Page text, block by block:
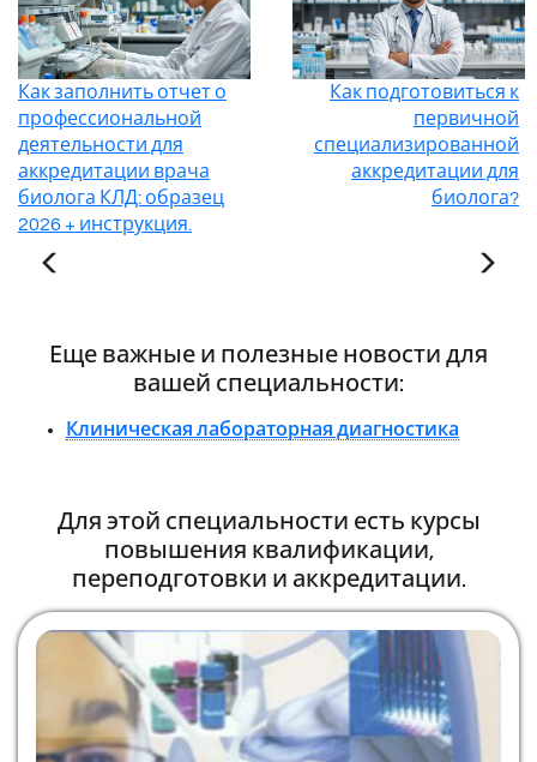
Как заполнить отчет о
профессиональной
деятельности для
аккредитации врача
биолога КЛД: образец
2026 + инструкция.
Как подготовиться к
первичной
специализированной
аккредитации для
биолога?
Еще важные и полезные новости для
вашей специальности:
Клиническая лабораторная диагностика
Для этой специальности есть курсы
повышения квалификации,
переподготовки и аккредитации.